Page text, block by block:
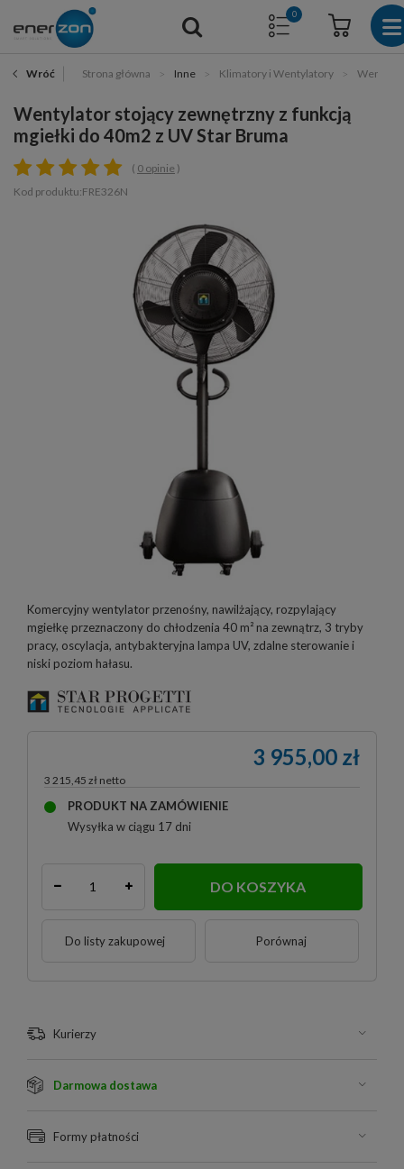
0
Wróć Strona główna Inne Klimatory i Wentylatory
Wentylator stojący zewnętrzny z funkcją
mgiełki do 40m2 z UV Star Bruma
0 opinie
Kod produktu:FRE326N
Komercyjny wentylator przenośny, nawilżający, rozpylający
mgiełkę przeznaczony do chłodzenia 40 m² na zewnątrz, 3 tryby
pracy, oscylacja, antybakteryjna lampa UV, zdalne sterowanie i
niski poziom hałasu.
3 955,00 zł
3 215,45 zł
PRODUKT NA ZAMÓWIENIE
Wysyłka w ciągu 17 dni
DO KOSZYKA
Do listy zakupowej Porównaj
Kurierzy
Darmowa dostawa
Formy płatności